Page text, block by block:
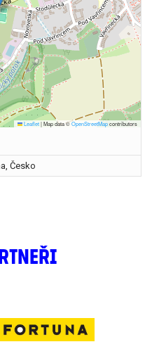
Leaflet|Map data ©OpenStreetMapcontributors
Česko